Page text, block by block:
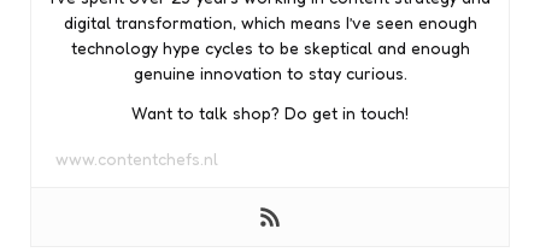
digital transformation, which means I’ve seen enough
technology hype cycles to be skeptical and enough
genuine innovation to stay curious.
Want to talk shop? Do get in touch!
www.contentchefs.nl